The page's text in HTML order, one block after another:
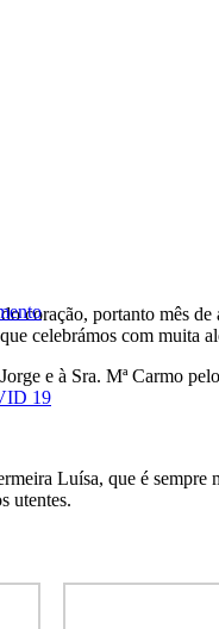
19
coração, portanto mês de
celebrámos com muita
e à Sra. Mª Carmo pelo
Luísa, que é sempre
utentes.